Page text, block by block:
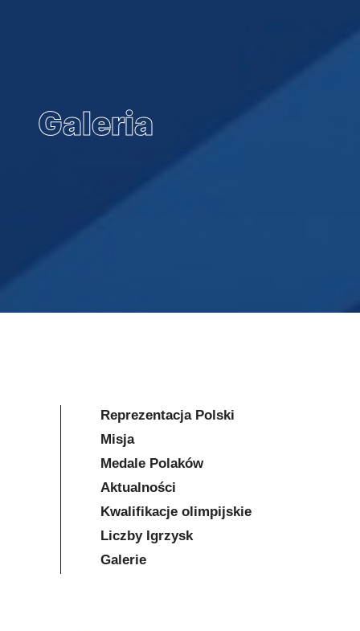
Galeria
Reprezentacja Polski
Misja
Medale Polaków
Aktualności
Kwalifikacje olimpijskie
Liczby Igrzysk
Galerie